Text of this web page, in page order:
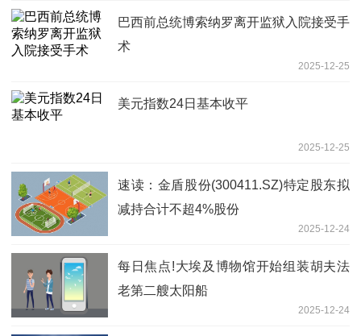
巴西前总统博索纳罗离开监狱入院接受手
术
2025-12-25
美元指数24日基本收平
2025-12-25
速读：金盾股份(300411.SZ)特定股东拟
减持合计不超4%股份
2025-12-24
每日焦点!大埃及博物馆开始组装胡夫法
老第二艘太阳船
2025-12-24